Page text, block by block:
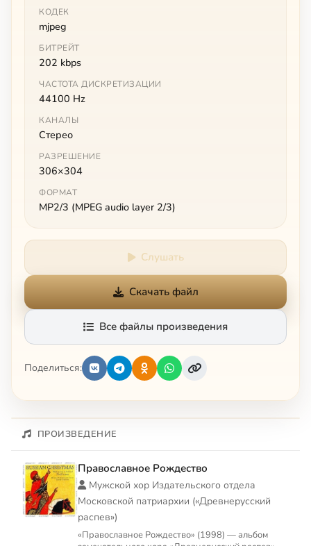
КОДЕК
mjpeg
БИТРЕЙТ
202 kbps
ЧАСТОТА ДИСКРЕТИЗАЦИИ
44100 Hz
КАНАЛЫ
Стерео
РАЗРЕШЕНИЕ
306×304
ФОРМАТ
MP2/3 (MPEG audio layer 2/3)
Слушать
Скачать файл
Все файлы произведения
Поделиться:
ПРОИЗВЕДЕНИЕ
Православное Рождество
Мужской хор Издательского отдела
Московской патриархии («Древнерусский
распев»)
«Православное Рождество» (1998) — альбом